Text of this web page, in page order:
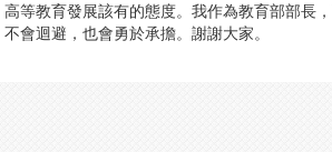
高等教育發展該有的態度。我作為教育部部長
不會迴避，也會勇於承擔。謝謝大家。